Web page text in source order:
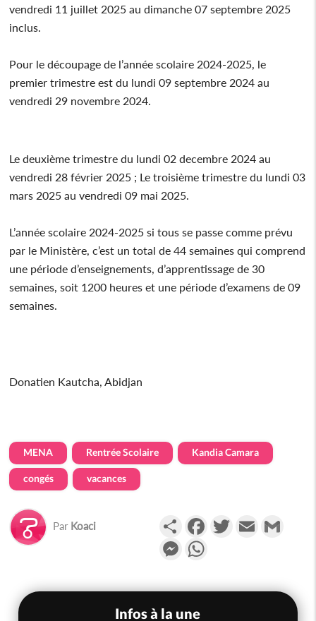
vendredi 11 juillet 2025 au dimanche 07 septembre 2025
inclus.
Pour le découpage de l’année scolaire 2024-2025, le
premier trimestre est du lundi 09 septembre 2024 au
vendredi 29 novembre 2024.
Le deuxième trimestre du lundi 02 decembre 2024 au
vendredi 28 février 2025 ; Le troisième trimestre du lundi 03
mars 2025 au vendredi 09 mai 2025.
L’année scolaire 2024-2025 si tous se passe comme prévu
par le Ministère, c’est un total de 44 semaines qui comprend
une période d’enseignements, d’apprentissage de 30
semaines, soit 1200 heures et une période d’examens de 09
semaines.
Donatien Kautcha, Abidjan
MENA Rentrée Scolaire Kandia Camara
congés vacances
Par Koaci PartagerFacebookTwitterEmail
Messenger
Infos à la une